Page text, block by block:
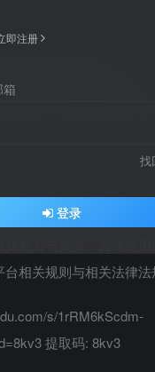
年也没了四分之一。
击是翻天覆地级别的。
看看，就根本没办法
、行业的洗牌，对我们
介绍，不构成任何收益
努力与实操，合理运
相关规则与相关法律法
s/1rRM6kScdm-
提取码: 8kv3
即注册
箱
找
登录